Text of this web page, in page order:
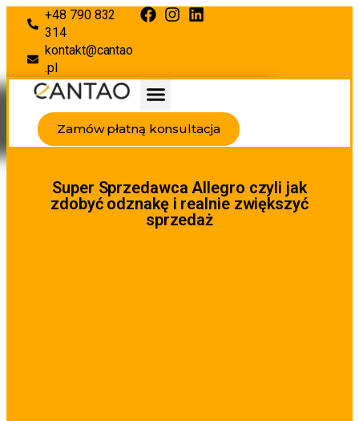
+48 790 832
314
kontakt@cantao
.pl
Zamów płatną konsultacja
Super Sprzedawca Allegro czyli jak
zdobyć odznakę i realnie zwiększyć
sprzedaż